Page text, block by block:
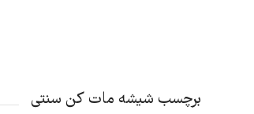
برچسب شیشه مات کن سنتی